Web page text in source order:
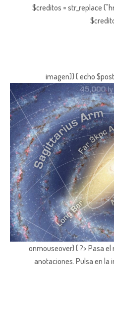
$creditos = str_replace
imagen)) { echo
onmouseover) { ?> Pasa
anotaciones. Pulsa en la